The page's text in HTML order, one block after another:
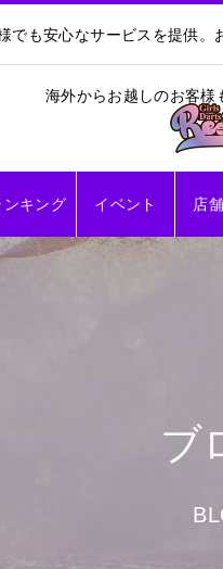
も安心なサービスを提供
海外からお越しのお客様
ンキング イベント 店
ブ